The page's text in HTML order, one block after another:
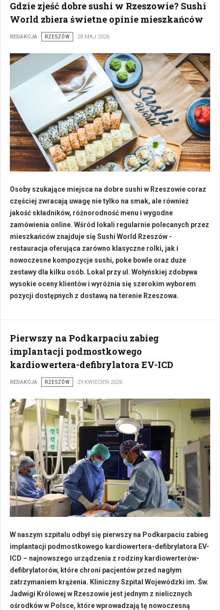
Gdzie zjeść dobre sushi w Rzeszowie? Sushi
World zbiera świetne opinie mieszkańców
REDAKCJA RZESZÓW 28 MAJ 2026
Osoby szukające miejsca na dobre sushi w Rzeszowie coraz
częściej zwracają uwagę nie tylko na smak, ale również
jakość składników, różnorodność menu i wygodne
zamówienia online. Wśród lokali regularnie polecanych przez
mieszkańców znajduje się Sushi World Rzeszów -
restauracja oferująca zarówno klasyczne rolki, jak i
nowoczesne kompozycje sushi, poke bowle oraz duże
zestawy dla kilku osób. Lokal przy ul. Wołyńskiej zdobywa
wysokie oceny klientów i wyróżnia się szerokim wyborem
pozycji dostępnych z dostawą na terenie Rzeszowa.
Pierwszy na Podkarpaciu zabieg
implantacji podmostkowego
kardiowertera-defibrylatora EV-ICD
REDAKCJA RZESZÓW 29 KWIECIEŃ 2026
W naszym szpitalu odbył się pierwszy na Podkarpaciu zabieg
implantacji podmostkowego kardiowertera-defibrylatora EV-
ICD – najnowszego urządzenia z rodziny kardiowerterów-
defibrylatorów, które chroni pacjentów przed nagłym
zatrzymaniem krążenia. Kliniczny Szpital Wojewódzki im. Św.
Jadwigi Królowej w Rzeszowie jest jednym z nielicznych
ośrodków w Polsce, które wprowadzają tę nowoczesną